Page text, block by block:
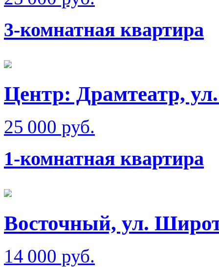
3-комнатная квартира
Центр: Драмтеатр,
25 000 руб.
1-комнатная квартира
Восточный, ул.
14 000 руб.